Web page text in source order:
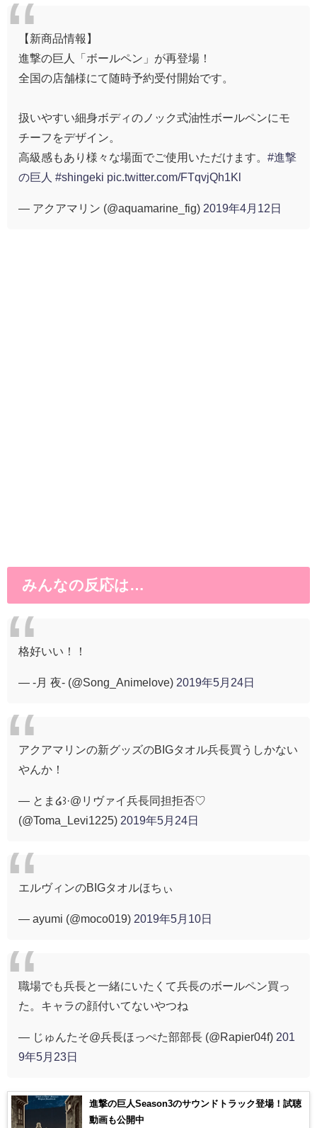
【新商品情報】
進撃の巨人「ボールペン」が再登場！
全国の店舗様にて随時予約受付開始です。
扱いやすい細身ボディのノック式油性ボールペンにモ
チーフをデザイン。
高級感もあり様々な場面でご使用いただけます。 #進撃
の巨人 #shingeki pic.twitter.com/FTqvjQh1Kl
— アクアマリン (@aquamarine_fig) 2019年4月12日
みんなの反応は…
格好いい！！
— -月 夜- (@Song_Animelove) 2019年5月24日
アクアマリンの新グッズのBIGタオル兵長買うしかない
やんか！
— とま໒꒱·@リヴァイ兵長同担拒否♡
(@Toma_Levi1225) 2019年5月24日
エルヴィンのBIGタオルほちぃ
— ayumi (@moco019) 2019年5月10日
職場でも兵長と一緒にいたくて兵長のボールペン買っ
た。キャラの顔付いてないやつね
— じゅんたそ@兵長ほっぺた部部長 (@Rapier04f) 201
9年5月23日
進撃の巨人Season3のサウンドトラック登場！試聴
動画も公開中